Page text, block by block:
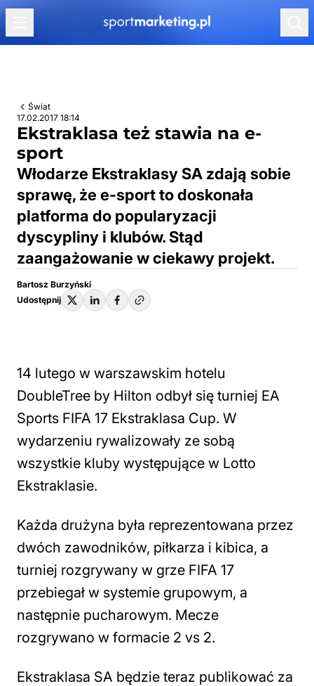
Przejdź do treści
Świat
17.02.2017 18:14
Ekstraklasa też stawia na e-
sport
Włodarze Ekstraklasy SA zdają sobie
sprawę, że e-sport to doskonała
platforma do popularyzacji
dyscypliny i klubów. Stąd
zaangażowanie w ciekawy projekt.
Bartosz Burzyński
Udostępnij
14 lutego w warszawskim hotelu
DoubleTree by Hilton odbył się turniej EA
Sports FIFA 17 Ekstraklasa Cup. W
wydarzeniu rywalizowały ze sobą
wszystkie kluby występujące w Lotto
Ekstraklasie.
Każda drużyna była reprezentowana przez
dwóch zawodników, piłkarza i kibica, a
turniej rozgrywany w grze FIFA 17
przebiegał w systemie grupowym, a
następnie pucharowym. Mecze
rozgrywano w formacie 2 vs 2.
Ekstraklasa SA będzie teraz publikować za